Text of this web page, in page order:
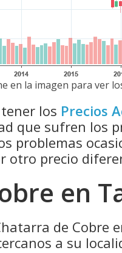
en la imagen para ver
los Precios
que sufren los
problemas
otro precio
en
de Cobre
a su